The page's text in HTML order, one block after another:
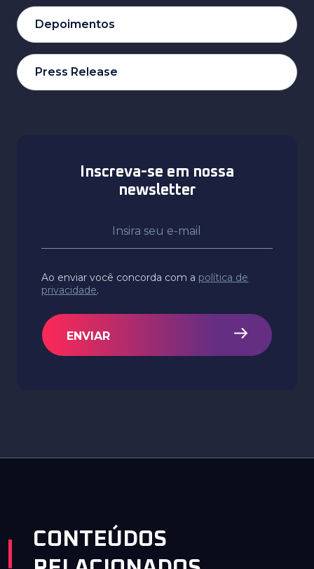
Depoimentos
Press Release
Inscreva-se em nossa
newsletter
Ao enviar você concorda com a política de
privacidade.
ENVIAR
CONTEÚDOS